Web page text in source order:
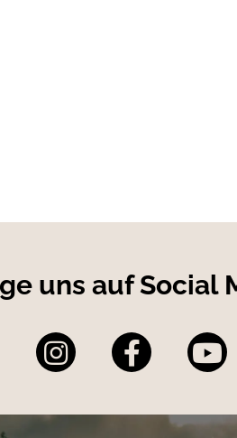
Einsatz ausgelegt, wodurch
uns auf Social